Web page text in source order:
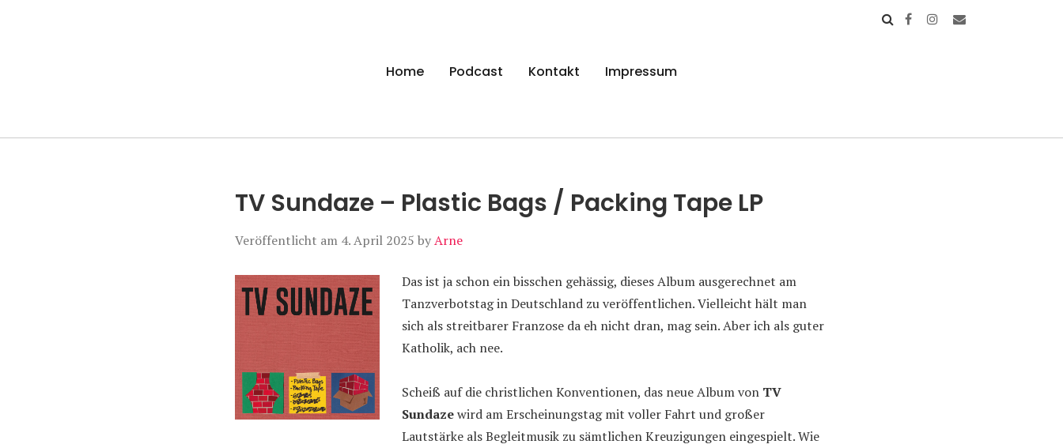
Manierenversagen
Home Podcast Kontakt Impressum
TV Sundaze – Plastic Bags / Packing Tape LP
Veröffentlicht am 4. April 2025 byArne
Das ist ja schon ein bisschen gehässig, dieses Album ausgerechnet am
Tanzverbotstag in Deutschland zu veröffentlichen. Vielleicht hält man
sich als streitbarer Franzose da eh nicht dran, mag sein. Aber ich als guter
Katholik, ach nee.
Scheiß auf die christlichen Konventionen, das neue Album von TV
Sundazewird am Erscheinungstag mit voller Fahrt und großer
Lautstärke als Begleitmusik zu sämtlichen Kreuzigungen eingespielt. Wie